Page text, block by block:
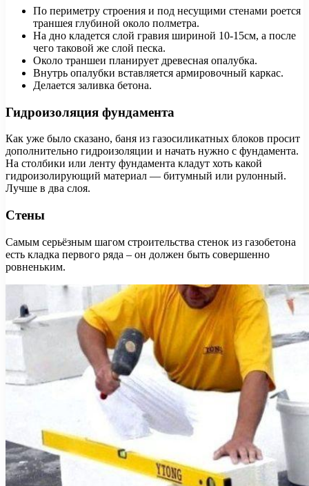
По периметру строения и под несущими стенами роется
траншея глубиной около полметра.
На дно кладется слой гравия шириной 10-15см, а после
чего таковой же слой песка.
Около траншеи планирует древесная опалубка.
Внутрь опалубки вставляется армировочный каркас.
Делается заливка бетона.
Гидроизоляция фундамента
Как уже было сказано, баня из газосиликатных блоков просит
дополнительно гидроизоляции и начать нужно с фундамента.
На столбики или ленту фундамента кладут хоть какой
гидроизолирующий материал — битумный или рулонный.
Лучше в два слоя.
Стены
Самым серьёзным шагом строительства стенок из газобетона
есть кладка первого ряда – он должен быть совершенно
ровненьким.